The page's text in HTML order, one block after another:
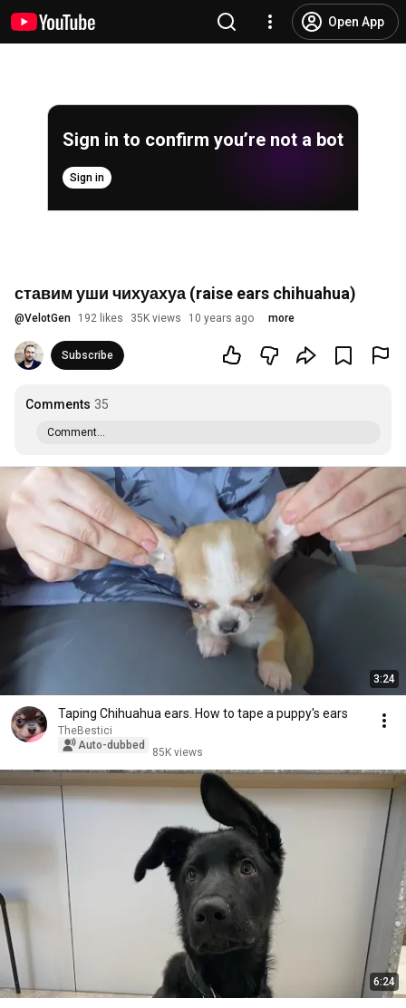
Open App
Sign in to confirm you’re not a bot
Sign in
ставим уши чихуахуа (raise ears chihuahua)
@VelotGen 192 likes 35K views 10 years ago more
Subscribe
Comments 35
Comment...
3:24
Taping Chihuahua ears. How to tape a puppy's ears
TheBestici
Auto-dubbed
85K views
6:24